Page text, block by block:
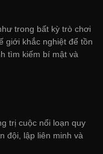
trong bất kỳ trò chơi
giới khắc nghiệt để tồn
tìm kiếm bí mật và
trị cuộc nổi loạn quy
đội, lập liên minh và